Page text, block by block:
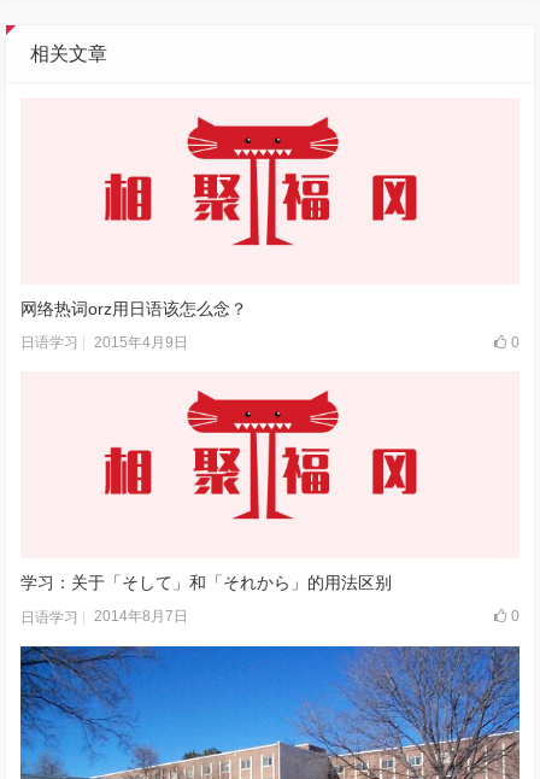
相关文章
网络热词orz用日语该怎么念？
日语学习 2015年4月9日 0
学习：关于「そして」和「それから」的用法区别
日语学习 2014年8月7日 0